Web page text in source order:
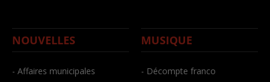
NOUVELLES
- Affaires municipales
MUSIQUE
- Décompte franco